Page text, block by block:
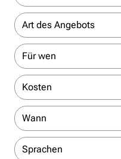
Art des Angebots
Für wen
Kosten
Wann
Sprachen